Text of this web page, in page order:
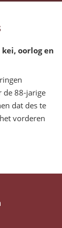
oorlog en
de 88-jarige
dat des te
vorderen